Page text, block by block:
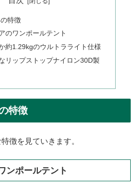
特徴
のワンポールテント
約1.29kgのウルトラライト仕様
リップストップナイロン30D製
特徴
徴を見ていきます。
ンポールテント